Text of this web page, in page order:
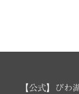
【公式】び